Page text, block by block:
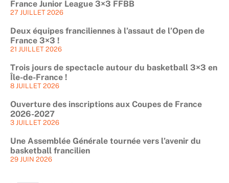
France Junior League 3×3 FFBB
27 JUILLET 2026
Deux équipes franciliennes à l’assaut de l’Open de
France 3×3 !
21 JUILLET 2026
Trois jours de spectacle autour du basketball 3×3 en
Île-de-France !
8 JUILLET 2026
Ouverture des inscriptions aux Coupes de France
2026-2027
3 JUILLET 2026
Une Assemblée Générale tournée vers l’avenir du
basketball francilien
29 JUIN 2026